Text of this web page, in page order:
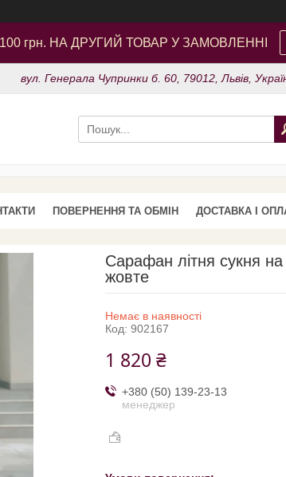
грн. НА ДРУГИЙ ТОВАР У ЗАМОВЛЕННІ
вул. Генерала Чупринки б. 60, 79012, Львів,
ПОВЕРНЕННЯ ТА ОБМІН ДОСТАВКА І
Сарафан літня сукня
жовте
Немає в наявності
Код: 902167
1 820 ₴
+380 (50) 139-23-13
менеджер